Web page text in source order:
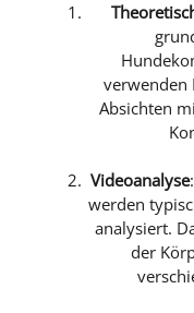
verwenden
Absichten
Videoanalyse
werden
analysiert.
der